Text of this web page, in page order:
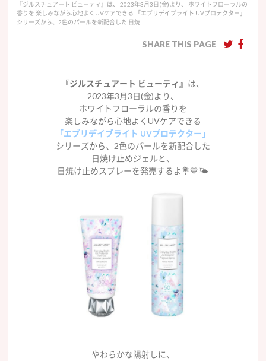
『ジルスチュアート ビューティ』は、 2023年3月3日(金)より、 ホワイトフローラルの
香りを 楽しみながら心地よくUVケアできる 「エブリデイブライト UVプロテクター」
シリーズから、2色のパールを新配合した 日焼…
SHARE THIS PAGE
『ジルスチュアート ビューティ』 は、
2023年3月3日(金)より、
ホワイトフローラルの香りを
楽しみながら心地よくUVケアできる
「エブリデイブライト UVプロテクター」
シリーズから、2色のパールを新配合した
日焼け止めジェルと、
日焼け止めスプレーを発売するよ💐💙🌤
やわらかな陽射しに、